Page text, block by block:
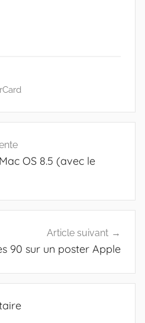
OS 8.5 (avec le
Article suivant
90 sur un poster Apple